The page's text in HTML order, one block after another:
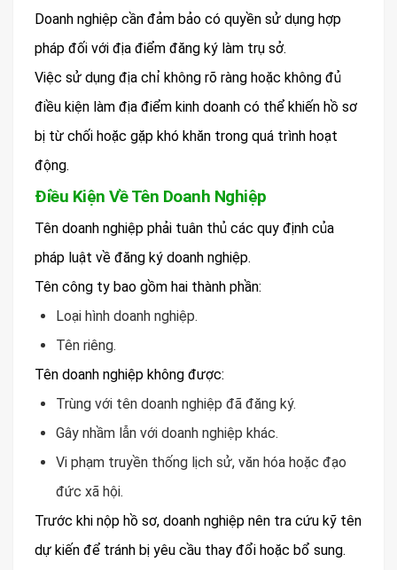
Doanh nghiệp cần đảm bảo có quyền sử dụng hợp
pháp đối với địa điểm đăng ký làm trụ sở.
Việc sử dụng địa chỉ không rõ ràng hoặc không đủ
điều kiện làm địa điểm kinh doanh có thể khiến hồ sơ
bị từ chối hoặc gặp khó khăn trong quá trình hoạt
động.
Điều Kiện Về Tên Doanh Nghiệp
Tên doanh nghiệp phải tuân thủ các quy định của
pháp luật về đăng ký doanh nghiệp.
Tên công ty bao gồm hai thành phần:
Loại hình doanh nghiệp.
Tên riêng.
Tên doanh nghiệp không được:
Trùng với tên doanh nghiệp đã đăng ký.
Gây nhầm lẫn với doanh nghiệp khác.
Vi phạm truyền thống lịch sử, văn hóa hoặc đạo
đức xã hội.
Trước khi nộp hồ sơ, doanh nghiệp nên tra cứu kỹ tên
dự kiến để tránh bị yêu cầu thay đổi hoặc bổ sung.